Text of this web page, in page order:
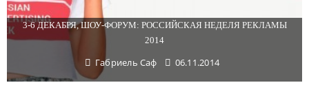
3-6 ДЕКАБРЯ, ШОУ-ФОРУМ: РОССИЙСКАЯ НЕДЕЛЯ РЕКЛАМЫ
2014
Габриель Саф 06.11.2014